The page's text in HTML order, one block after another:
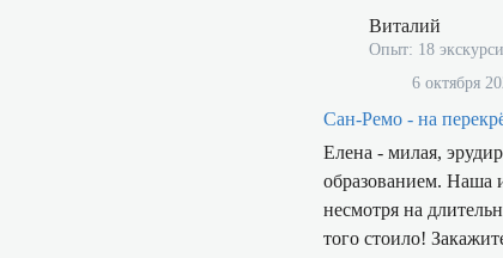
Виталий
Опыт: 18
6 октября
Сан-Ремо - на
Елена - милая,
образованием. Наша
несмотря на длительный крутой
того стоило!